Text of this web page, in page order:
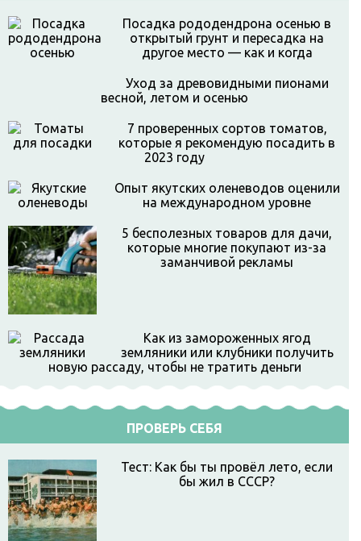
Посадка рододендрона осенью в
открытый грунт и пересадка на
другое место — как и когда
Уход за древовидными пионами
весной, летом и осенью
7 проверенных сортов томатов,
которые я рекомендую посадить в
2023 году
Опыт якутских оленеводов оценили
на международном уровне
5 бесполезных товаров для дачи,
которые многие покупают из-за
заманчивой рекламы
Как из замороженных ягод
земляники или клубники получить
новую рассаду, чтобы не тратить деньги
ПРОВЕРЬ СЕБЯ
Тест: Как бы ты провёл лето, если
бы жил в СССР?